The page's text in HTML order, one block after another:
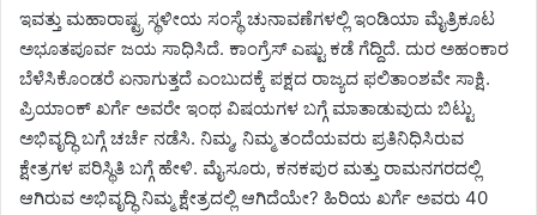
ಇವತ್ತು ಮಹಾರಾಷ್ಟ್ರ ಸ್ಥಳೀಯ ಸಂಸ್ಥೆ ಚುನಾವಣೆಗಳಲ್ಲಿ ಇಂಡಿಯಾ ಮೈತ್ರಿಕೂಟ
ಅಭೂತಪೂರ್ವ ಜಯ ಸಾಧಿಸಿದೆ. ಕಾಂಗ್ರೆಸ್ ಎಷ್ಟು ಕಡೆ ಗೆದ್ದಿದೆ. ದುರ ಅಹಂಕಾರ
ಬೆಳೆಸಿಕೊಂಡರೆ ಏನಾಗುತ್ತದೆ ಎಂಬುದಕ್ಕೆ ಪಕ್ಷದ ರಾಜ್ಯದ ಫಲಿತಾಂಶವೇ ಸಾಕ್ಷಿ.
ಪ್ರಿಯಾಂಕ್ ಖರ್ಗೆ ಅವರೇ ಇಂಥ ವಿಷಯಗಳ ಬಗ್ಗೆ ಮಾತಾಡುವುದು ಬಿಟ್ಟು
ಅಭಿವೃದ್ಧಿ ಬಗ್ಗೆ ಚರ್ಚೆ ನಡೆಸಿ. ನಿಮ್ಮ, ನಿಮ್ಮ ತಂದೆಯವರು ಪ್ರತಿನಿಧಿಸಿರುವ
ಕ್ಷೇತ್ರಗಳ ಪರಿಸ್ಥಿತಿ ಬಗ್ಗೆ ಹೇಳಿ. ಮೈಸೂರು, ಕನಕಪುರ ಮತ್ತು ರಾಮನಗರದಲ್ಲಿ
ಆಗಿರುವ ಅಭಿವೃದ್ಧಿ ನಿಮ್ಮ ಕ್ಷೇತ್ರದಲ್ಲಿ ಆಗಿದೆಯೇ? ಹಿರಿಯ ಖರ್ಗೆ ಅವರು 40